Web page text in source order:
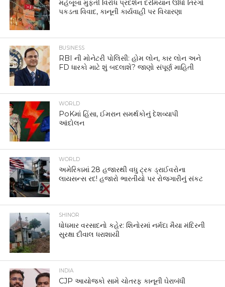
મહેબૂબા મુફ્તી વિરોધ પ્રદર્શન દરમિયાન ઊંધો તિરંગો
પકડતા વિવાદ, કાનૂની કાર્યવાહી પર વિચારણા
BUSINESS
RBI ની મોનેટરી પોલિસી: હોમ લોન, કાર લોન અને
FD ધારકો માટે શું બદલાશે? જાણો સંપૂર્ણ માહિતી
WORLD
PoKમાં હિંસા, ઈમરાન સમર્થકોનું દેશવ્યાપી
આંદોલન
WORLD
અમેરિકામાં 28 હજારથી વધુ ટ્રક ડ્રાઈવરોના
લાયસન્સ રદ! હજારો ભારતીયો પર રોજગારીનું સંકટ
SHINOR
ધોધમાર વરસાદનો કહેર: શિનોરમાં નર્મદા મૈયા મંદિરની
સુરક્ષા દીવાલ ધરાશાયી
INDIA
CJP આયોજકો સામે ચોતરફ કાનૂની ઘેરાબંધી